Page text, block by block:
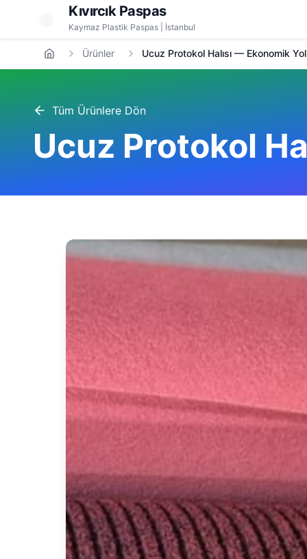
Kıvırcık Paspas
Kaymaz Plastik Paspas | İstanbul
Ürünler Ucuz Protokol Halısı — Ekonomik
Tüm Ürünlere Dön
Ucuz Protokol